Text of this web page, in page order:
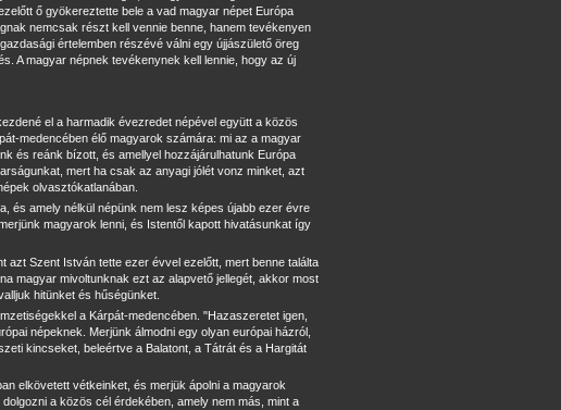
ő gyökereztette bele a vad magyar népet Európa
nemcsak részt kell vennie benne, hanem tevékenyen
értelemben részévé válni egy újjászülető öreg
A magyar népnek tevékenynek kell lennie, hogy az új
el a harmadik évezredet népével együtt a közös
medencében élő magyarok számára: mi az a magyar
és reánk bízott, és amellyel hozzájárulhatunk Európa
mert ha csak az anyagi jólét vonz minket, azt
olvasztókatlanában.
és amely nélkül népünk nem lesz képes újabb ezer évre
magyarok lenni, és Istentől kapott hivatásunkat így
azt Szent István tette ezer évvel ezelőtt, mert benne találta
magyar mivoltunknak ezt az alapvető jellegét, akkor most
hitünket és hűségünket.
a Kárpát-medencében. "Hazaszeretet igen,
népeknek. Merjünk álmodni egy olyan európai házról,
kincseket, beleértve a Balatont, a Tátrát és a Hargitát
elkövetett vétkeinket, és merjük ápolni a magyarok
a közös cél érdekében, amely nem más, mint a